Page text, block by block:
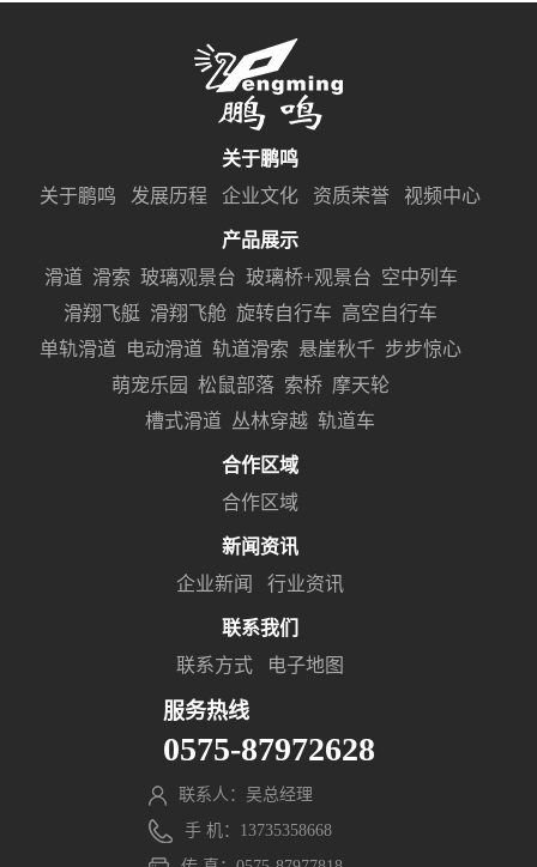
关于鹏鸣
关于鹏鸣
发展历程 企业文化 资质荣誉 视频中心
产品展示
滑道 滑索 玻璃观景台 玻璃桥+观景台 空中列车
滑翔飞艇 滑翔飞舱 旋转自行车 高空自行车
单轨滑道
电动滑道 轨道滑索 悬崖秋千 步步惊心
萌宠乐园
松鼠部落 索桥 摩天轮
槽式滑道 丛林穿越 轨道车
合作区域
合作区域
新闻资讯
企业新闻
行业资讯
联系我们
联系方式
电子地图
服务热线
0575-87972628
联系人：吴总经理
手 机：13735358668